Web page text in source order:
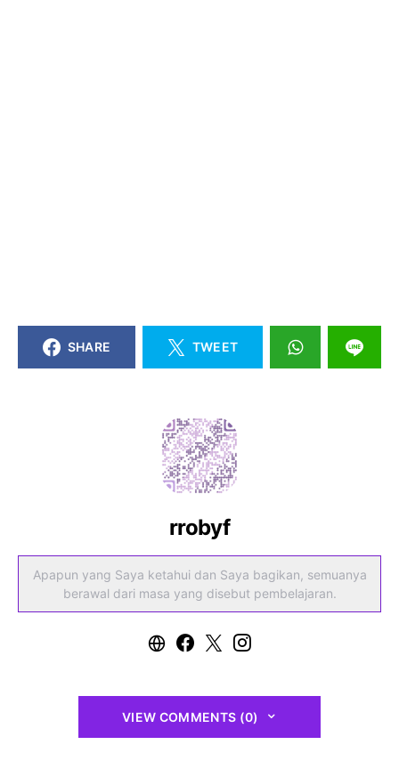
SHARE TWEET
rrobyf
Apapun yang Saya ketahui dan Saya bagikan, semuanya
berawal dari masa yang disebut pembelajaran.
VIEW COMMENTS (0)